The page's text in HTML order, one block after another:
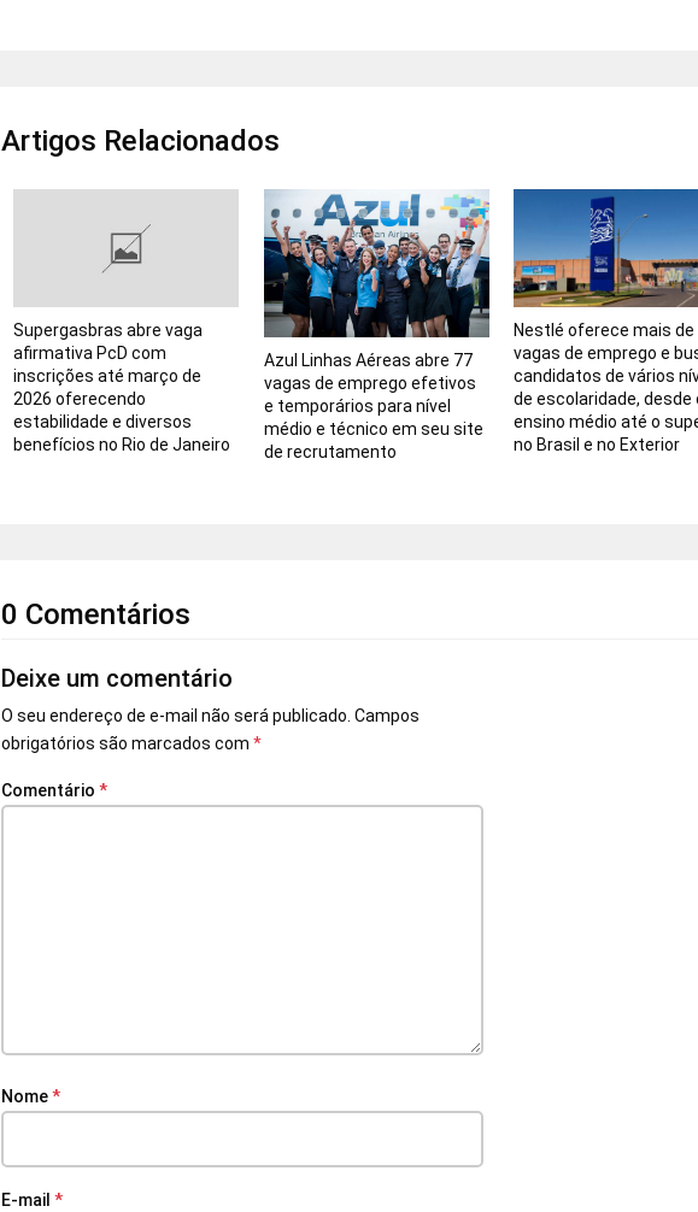
Artigos Relacionados
Supergasbras abre vaga
afirmativa PcD com
inscrições até março de
2026 oferecendo
estabilidade e diversos
benefícios no Rio de Janeiro
Azul Linhas Aéreas abre 77
vagas de emprego efetivos
e temporários para nível
médio e técnico em seu site
de recrutamento
Nestlé oferece mais de
vagas de emprego e
candidatos de vários
de escolaridade, desde
ensino médio até o
no Brasil e no Exterior
0 Comentários
Deixe um comentário
O seu endereço de e-mail não será publicado. Campos
obrigatórios são marcados com *
Comentário *
Nome*
E-mail *